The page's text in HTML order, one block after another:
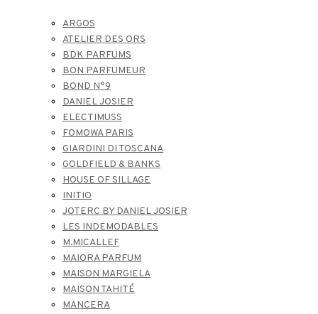
ARGOS
ATELIER DES ORS
BDK PARFUMS
BON PARFUMEUR
BOND N°9
DANIEL JOSIER
ELECTIMUSS
FOMOWA PARIS
GIARDINI DI TOSCANA
GOLDFIELD & BANKS
HOUSE OF SILLAGE
INITIO
JOTERC BY DANIEL JOSIER
LES INDEMODABLES
M.MICALLEF
MAIORA PARFUM
MAISON MARGIELA
MAISON TAHITÉ
MANCERA